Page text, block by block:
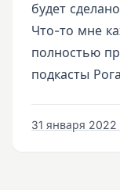
будет
Что-то мне
полностью
подкасты
31 января 2022